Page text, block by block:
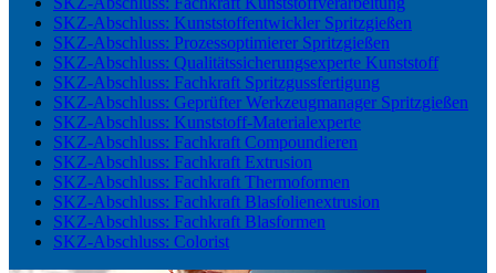
SKZ-Abschluss: Kunststoffentwickler Spritzgießen
SKZ-Abschluss: Prozessoptimierer Spritzgießen
SKZ-Abschluss: Qualitätssicherungsexperte Kunststoff
SKZ-Abschluss: Fachkraft Spritzgussfertigung
SKZ-Abschluss: Geprüfter Werkzeugmanager Spritzgießen
SKZ-Abschluss: Kunststoff-Materialexperte
SKZ-Abschluss: Fachkraft Compoundieren
SKZ-Abschluss: Fachkraft Extrusion
SKZ-Abschluss: Fachkraft Thermoformen
SKZ-Abschluss: Fachkraft Blasfolienextrusion
SKZ-Abschluss: Fachkraft Blasformen
SKZ-Abschluss: Colorist